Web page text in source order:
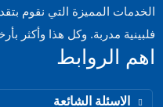
الخدمات المميزة التي نقوم
فلبينية مدربة. وكل هذا وأكثر
اهم الروابط
الاسئلة الشائعة